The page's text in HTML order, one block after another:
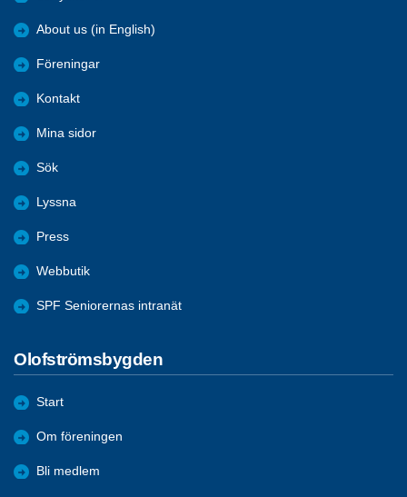
About us (in English)
Föreningar
Kontakt
Mina sidor
Sök
Lyssna
Press
Webbutik
SPF Seniorernas intranät
Olofströmsbygden
Start
Om föreningen
Bli medlem